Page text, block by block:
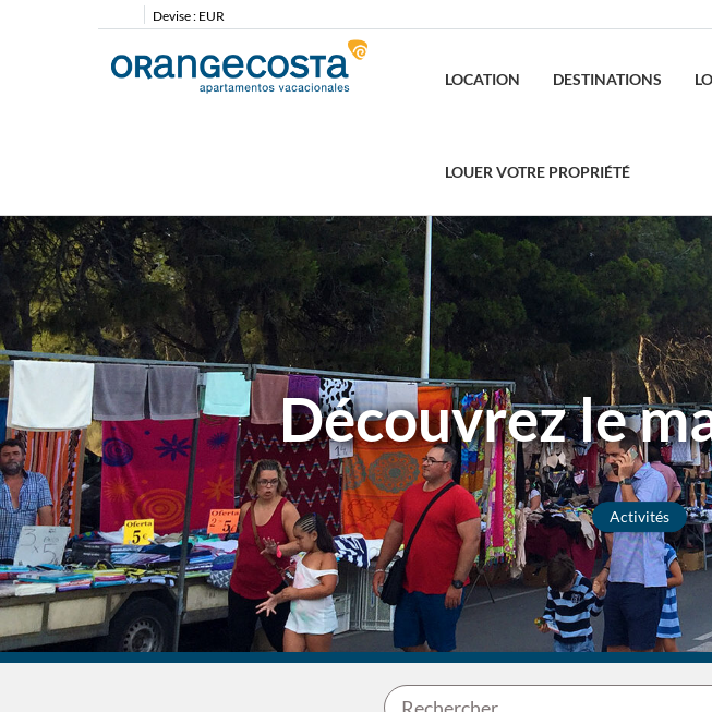
Devise : EUR
LOCATION DESTINATIONS
LOUER VOTRE PROPRIÉTÉ
Découvrez le
Activités